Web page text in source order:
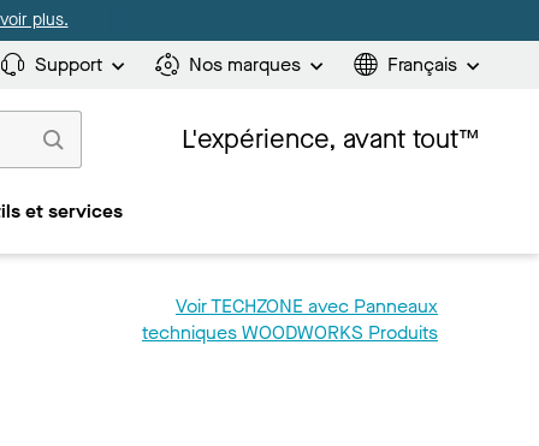
plus.
Support Nos marques Français
L'expérience, avant tout™
et services
Voir TECHZONE avec Panneaux
techniques WOODWORKS Produits